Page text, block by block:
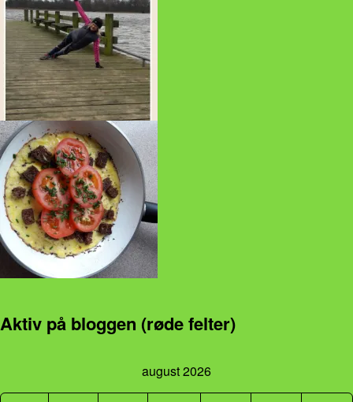
Aktiv på bloggen (røde felter)
august 2026